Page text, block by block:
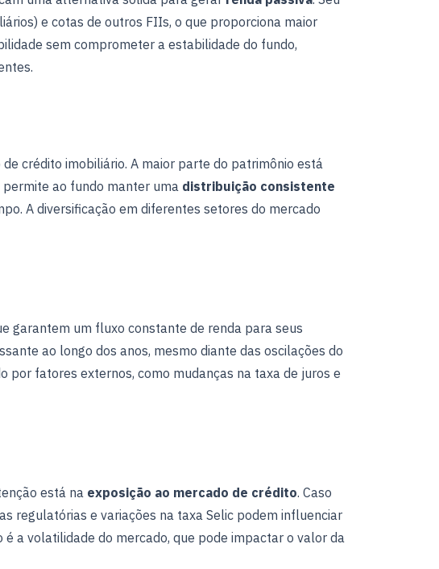
e cotas de outros FIIs, o que proporciona maior
sem comprometer a estabilidade do fundo,
crédito imobiliário. A maior parte do patrimônio está
ao fundo manter uma distribuição consistente
A diversificação em diferentes setores do mercado
garantem um fluxo constante de renda para seus
ao longo dos anos, mesmo diante das oscilações do
fatores externos, como mudanças na taxa de juros e
está na exposição ao mercado de crédito. Caso
regulatórias e variações na taxa Selic podem influenciar
a volatilidade do mercado, que pode impactar o valor da